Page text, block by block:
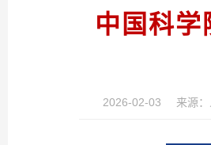
中国科
2026-02-03 来源：